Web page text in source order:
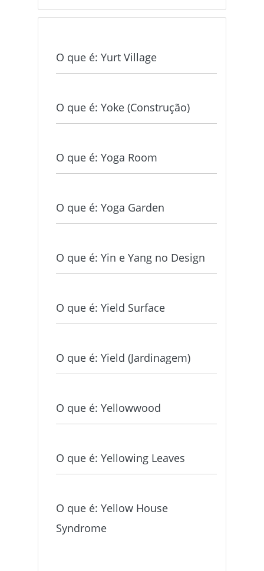
O que é: Yurt Village
O que é: Yoke (Construção)
O que é: Yoga Room
O que é: Yoga Garden
O que é: Yin e Yang no Design
O que é: Yield Surface
O que é: Yield (Jardinagem)
O que é: Yellowwood
O que é: Yellowing Leaves
O que é: Yellow House
Syndrome